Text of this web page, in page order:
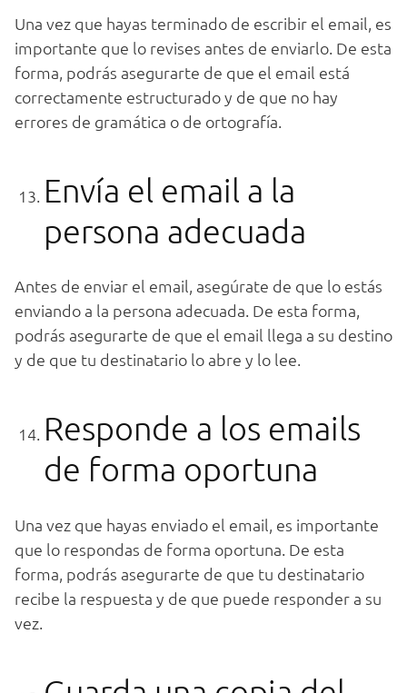
Una vez que hayas terminado de escribir el email, es
importante que lo revises antes de enviarlo. De esta
forma, podrás asegurarte de que el email está
correctamente estructurado y de que no hay
errores de gramática o de ortografía.
Envía el email a la
persona adecuada
Antes de enviar el email, asegúrate de que lo estás
enviando a la persona adecuada. De esta forma,
podrás asegurarte de que el email llega a su destino
y de que tu destinatario lo abre y lo lee.
Responde a los emails
de forma oportuna
Una vez que hayas enviado el email, es importante
que lo respondas de forma oportuna. De esta
forma, podrás asegurarte de que tu destinatario
recibe la respuesta y de que puede responder a su
vez.